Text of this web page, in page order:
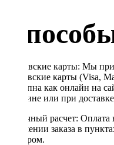
Банковские карты: Мы
банковские карты (Visa,
доступна как онлайн на
магазине или при
Наличный расчет:
получении заказа в
курьером.